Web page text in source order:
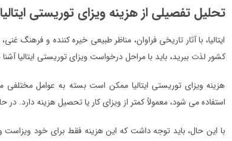
تحلیل تفصیلی از هزینه ویزای توریستی ایتالیا
ایتالیا، با آثار تاریخی فراوان، مناظر طبیعی خیره کننده و فرهنگ
کشور لذت ببرید، باید با مراحل درخواست ویزای توریستی ایتالیا
هزینه ویزای توریستی ایتالیا ممکن است بسته به عوامل مختلفی
استفاده می شود، معمولاً کمتر از ویزای کار یا تحصیل هزینه دارد. در حال
با این حال، باید توجه داشت که این هزینه فقط برای خود ویزاست